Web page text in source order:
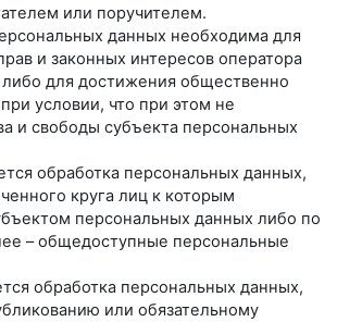
или поручителем.
данных необходима для
и законных интересов оператора
для достижения общественно
условии, что при этом не
и свободы субъекта персональных
обработка персональных данных,
круга лиц к которым
персональных данных либо по
– общедоступные персональные
обработка персональных данных,
или обязательному